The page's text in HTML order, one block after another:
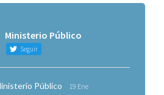
Ministerio Público
Seguir
Público 19 Ene